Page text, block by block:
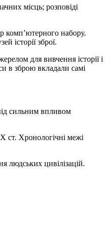
місць; розповіді
комп’ютерного набору.
історії зброї.
для вивчення історії і
в зброю вкладали самі
сильним впливом
ст. Хронологічні межі
людських цивілізацій.